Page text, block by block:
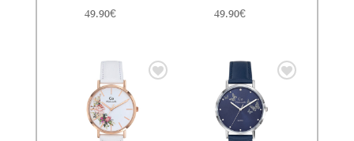
49.90€
49.90€